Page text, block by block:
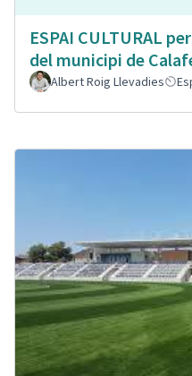
ESPAI CULTURAL
del municipi de
Albert Roig Llevadies